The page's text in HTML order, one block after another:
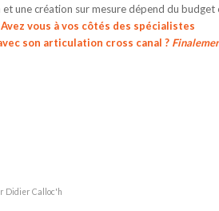
une création sur mesure dépend du budget
vous à vos côtés des spécialistes
son articulation cross canal ?
Didier Calloc'h